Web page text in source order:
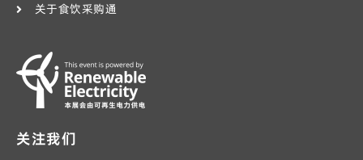
关于食饮采购通
关注我们